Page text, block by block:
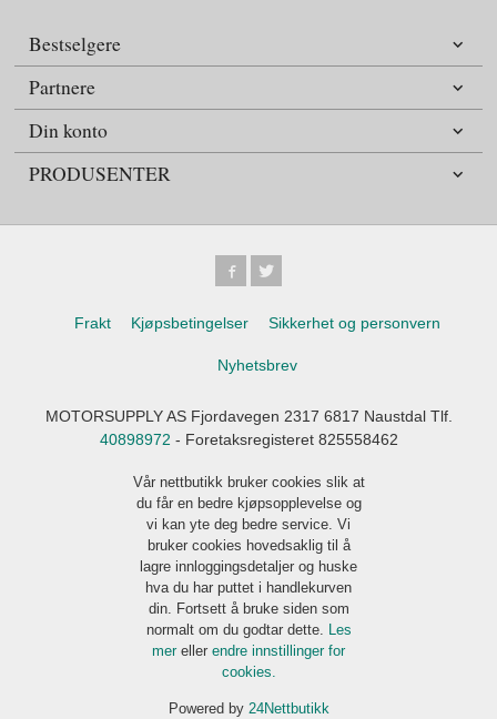
Bestselgere
Partnere
Din konto
PRODUSENTER
Frakt Kjøpsbetingelser Sikkerhet og personvern
Nyhetsbrev
MOTORSUPPLY AS Fjordavegen 2317 6817 Naustdal Tlf.
40898972 - Foretaksregisteret 825558462
Vår nettbutikk bruker cookies slik at
du får en bedre kjøpsopplevelse og
vi kan yte deg bedre service. Vi
bruker cookies hovedsaklig til å
lagre innloggingsdetaljer og huske
hva du har puttet i handlekurven
din. Fortsett å bruke siden som
normalt om du godtar dette. Les
mer eller endre innstillinger for
cookies.
Powered by 24Nettbutikk